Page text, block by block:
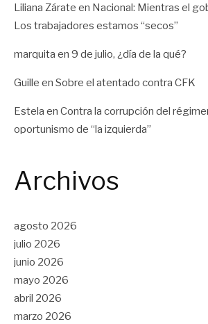
Liliana Zárate en Nacional: Mientras el
Los trabajadores estamos “secos”
marquita en 9 de julio, ¿día de la qué?
Guille en Sobre el atentado contra CFK
Estela en Contra la corrupción del
oportunismo de “la izquierda”
Archivos
agosto 2026
julio 2026
junio 2026
mayo 2026
abril 2026
marzo 2026